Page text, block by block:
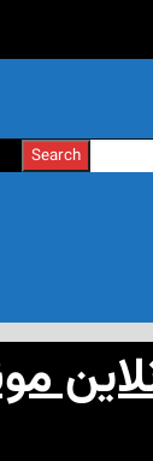
Search